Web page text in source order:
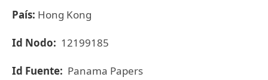
País: Hong Kong
Id Nodo: 12199185
Id Fuente: Panama Papers